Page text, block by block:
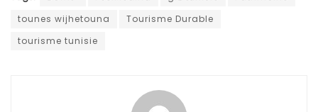
tounes wijhetouna
Tourisme Durable
tourisme tunisie